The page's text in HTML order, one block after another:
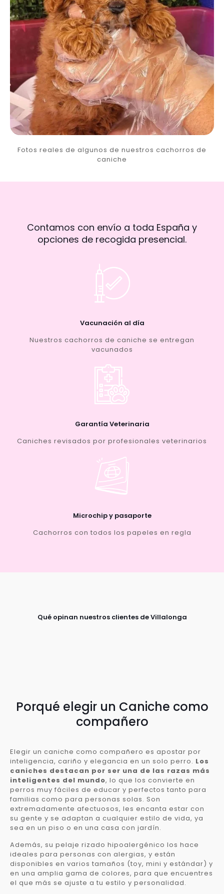
Fotos reales de algunos de nuestros cachorros de
caniche
Contamos con envío a toda España y
opciones de recogida presencial.
Vacunación al día
Nuestros cachorros de caniche se entregan
vacunados
Garantía Veterinaria
Caniches revisados por profesionales veterinarios
Microchip y pasaporte
Cachorros con todos los papeles en regla
Qué opinan nuestros clientes de Villalonga
Porqué elegir un Caniche como
compañero
Elegir un caniche como compañero es apostar por
inteligencia, cariño y elegancia en un solo perro. Los
caniches destacan por ser una de las razas más
inteligentes del mundo, lo que los convierte en
perros muy fáciles de educar y perfectos tanto para
familias como para personas solas. Son
extremadamente afectuosos, les encanta estar con
su gente y se adaptan a cualquier estilo de vida, ya
sea en un piso o en una casa con jardín.
Además, su pelaje rizado hipoalergénico los hace
ideales para personas con alergias, y están
disponibles en varios tamaños (toy, mini y estándar) y
en una amplia gama de colores, para que encuentres
el que más se ajuste a tu estilo y personalidad.